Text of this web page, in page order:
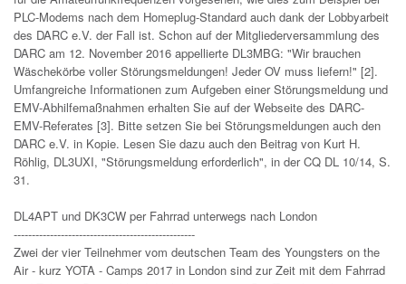
PLC-Modems nach dem Homeplug-Standard auch dank der Lobbyarbeit
des DARC e.V. der Fall ist. Schon auf der Mitgliederversammlung des
DARC am 12. November 2016 appellierte DL3MBG: "Wir brauchen
Wäschekörbe voller Störungsmeldungen! Jeder OV muss liefern!" [2].
Umfangreiche Informationen zum Aufgeben einer Störungsmeldung und
EMV-Abhilfemaßnahmen erhalten Sie auf der Webseite des DARC-
EMV-Referates [3]. Bitte setzen Sie bei Störungsmeldungen auch den
DARC e.V. in Kopie. Lesen Sie dazu auch den Beitrag von Kurt H.
Röhlig, DL3UXI, "Störungsmeldung erforderlich", in der CQ DL 10/14, S.
31.
DL4APT und DK3CW per Fahrrad unterwegs nach London
--------------------------------------------------
Zwei der vier Teilnehmer vom deutschen Team des Youngsters on the
Air - kurz YOTA - Camps 2017 in London sind zur Zeit mit dem Fahrrad